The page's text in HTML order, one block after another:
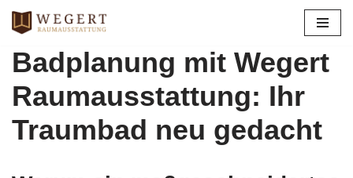
Inhalt
Badplanung mit Wegert
Raumausstattung: Ihr
Traumbad neu gedacht